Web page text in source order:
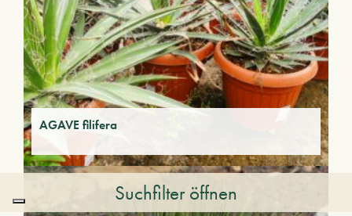
AGAVE filifera
Suchfilter öffnen